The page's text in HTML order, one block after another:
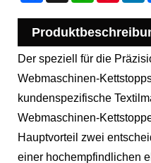
Der speziell für die
Webmaschinen-
kundenspezifische
Webmaschinen-
Hauptvorteil zwei
einer hochempfindlichen